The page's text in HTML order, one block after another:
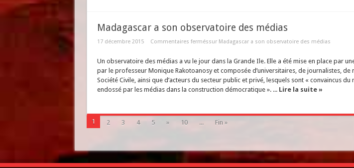
Madagascar a son observatoire des médias
17 décembre 2015 Commentaires ferméssur Madagascar a son observatoire des médias
Un observatoire des médias a vu le jour dans la Grande Ile. Elle a été mise en place par
par le professeur Monique Rakotoanosy et composée d’universitaires, de journalistes, de
Société Civile, ainsi que d’acteurs du secteur public et privé, lesquels sont « convaincus du
endossé par les médias dans la construction démocratique ». ... Lire la suite »
1 2 3 4 5 » 10 ... Fin »